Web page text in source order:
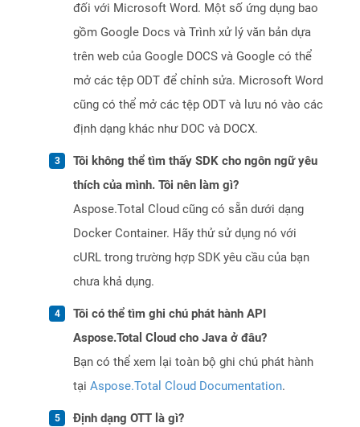
đối với Microsoft Word. Một số ứng dụng bao
gồm Google Docs và Trình xử lý văn bản dựa
trên web của Google DOCS và Google có thể
mở các tệp ODT để chỉnh sửa. Microsoft Word
cũng có thể mở các tệp ODT và lưu nó vào các
định dạng khác như DOC và DOCX.
Tôi không thể tìm thấy SDK cho ngôn ngữ yêu
thích của mình. Tôi nên làm gì?
Aspose.Total Cloud cũng có sẵn dưới dạng
Docker Container. Hãy thử sử dụng nó với
cURL trong trường hợp SDK yêu cầu của bạn
chưa khả dụng.
Tôi có thể tìm ghi chú phát hành API
Aspose.Total Cloud cho Java ở đâu?
Bạn có thể xem lại toàn bộ ghi chú phát hành
tại Aspose.Total Cloud Documentation.
Định dạng OTT là gì?